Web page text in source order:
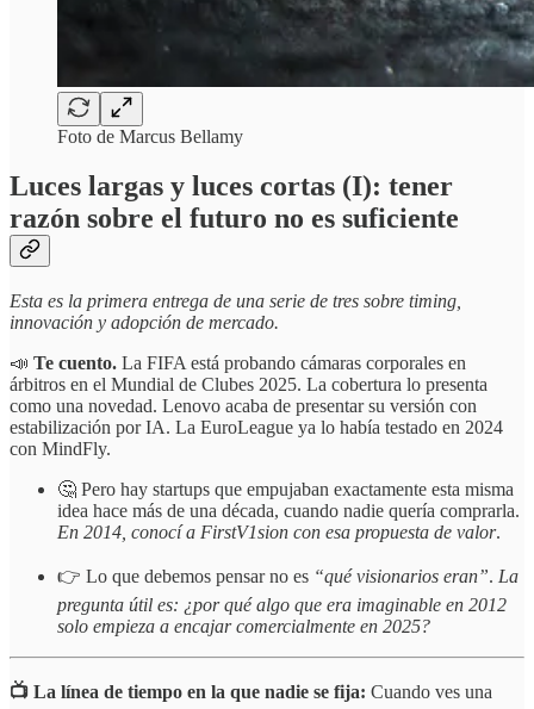
Foto de Marcus Bellamy
Luces largas y luces cortas (I): tener
razón sobre el futuro no es suficiente
Esta es la primera entrega de una serie de tres sobre timing,
innovación y adopción de mercado.
📣 Te cuento. La FIFA está probando cámaras corporales en
árbitros en el Mundial de Clubes 2025. La cobertura lo presenta
como una novedad. Lenovo acaba de presentar su versión con
estabilización por IA. La EuroLeague ya lo había testado en 2024
con MindFly.
🤔 Pero hay startups que empujaban exactamente esta misma
idea hace más de una década, cuando nadie quería comprarla.
En 2014, conocí a FirstV1sion con esa propuesta de valor.
👉 Lo que debemos pensar no es “qué visionarios eran”. La
pregunta útil es: ¿por qué algo que era imaginable en 2012
solo empieza a encajar comercialmente en 2025?
📺 La línea de tiempo en la que nadie se fija: Cuando ves una